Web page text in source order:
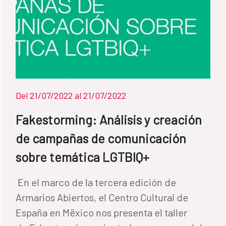
Massera. Modera Aurora Cano. Más
información: Centro Cultural de España en
México
Del 21/07/2022 al 21/07/2022
Fakestorming: Análisis y creación
de campañas de comunicación
sobre temática LGTBIQ+
Armarios Abiertos, el Centro Cultural de
España en Mëxico nos presenta el taller